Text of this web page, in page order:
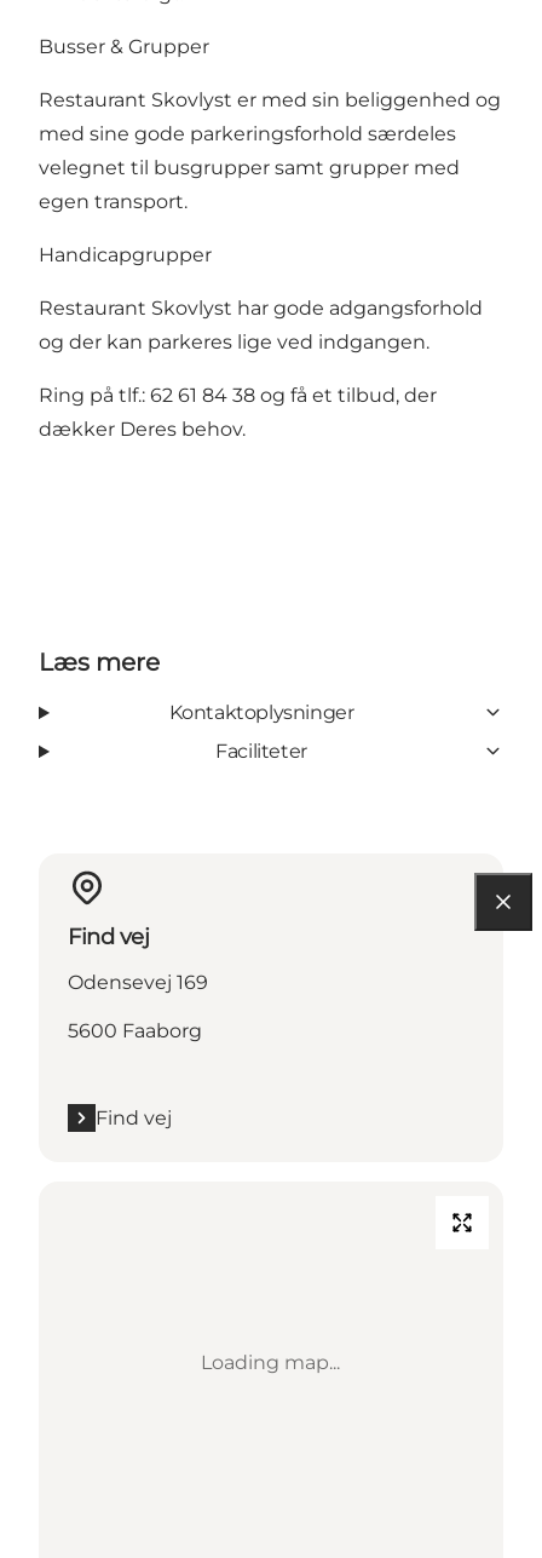
Busser & Grupper
Restaurant Skovlyst er med sin beliggenhed og
med sine gode parkeringsforhold særdeles
velegnet til busgrupper samt grupper med
egen transport.
Handicapgrupper
Restaurant Skovlyst har gode adgangsforhold
og der kan parkeres lige ved indgangen.​
​Ring på tlf.: 62 61 84 38 og få et tilbud, der
dækker Deres behov.
Læs mere
Kontaktoplysninger
Faciliteter
Find vej
Odensevej 169
5600 Faaborg
Find vej
Loading map...